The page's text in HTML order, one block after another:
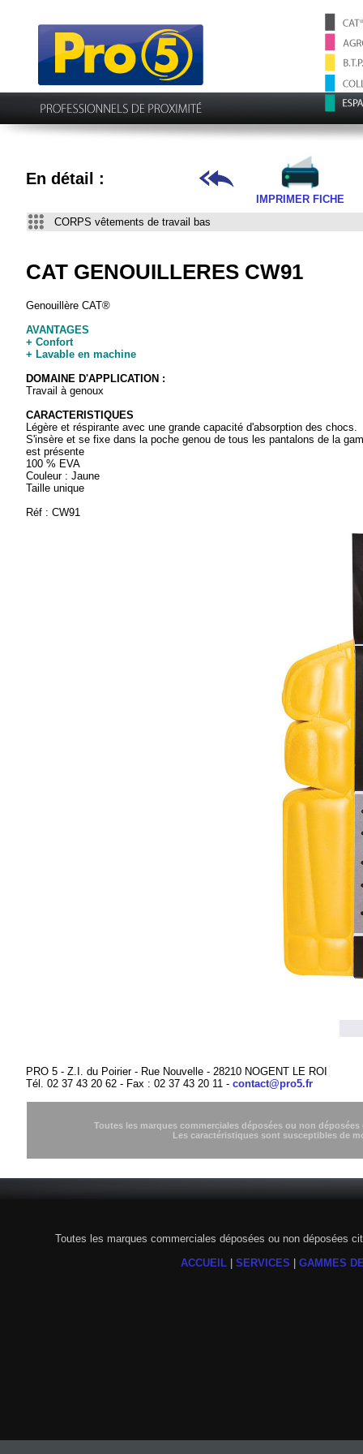
En détail :
IMPRIMER FICHE
CORPS vêtements de travail bas
CAT GENOUILLERES CW91
Genouillère CAT®
AVANTAGES
+ Confort
+ Lavable en machine
DOMAINE D'APPLICATION :
Travail à genoux
CARACTERISTIQUES
Légère et réspirante avec une grande capacité d'absorption des chocs.
S'insère et se fixe dans la poche genou de tous les pantalons de la
est présente
100 % EVA
Couleur : Jaune
Taille unique
Réf : CW91
PRO 5 - Z.I. du Poirier - Rue Nouvelle - 28210 NOGENT LE ROI
Tél. 02 37 43 20 62 - Fax : 02 37 43 20 11 -contact@pro5.fr
Toutes les marques commerciales déposées ou non
Les caractéristiques sont susceptibles de
Toutes les marques commerciales déposées ou non déposées
ACCUEIL
SERVICES GAMMES